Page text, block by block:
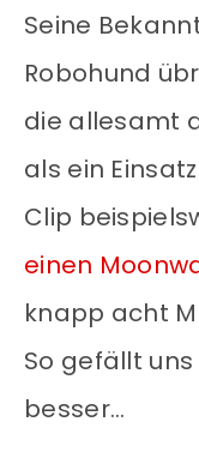
Seine
Robohund
die allesamt
als ein
Clip
einen
knapp acht
So gefällt
besser…